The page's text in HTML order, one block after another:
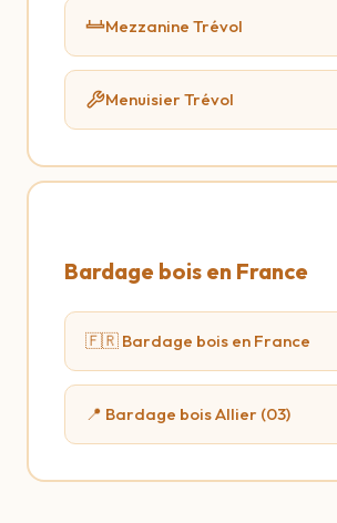
Mezzanine Trévol
Menuisier Trévol
Bardage bois en France
🇫🇷 Bardage bois en France
📍 Bardage bois Allier (03)